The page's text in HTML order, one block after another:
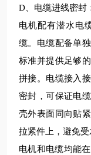
D、电缆进线密封
电机配有潜水电
缆。电缆配备单
标准并提供足够
拼接。电缆接入
密封，可保证电
壳外表面同向贴
拉紧件上，避免受
电机和电缆均能在